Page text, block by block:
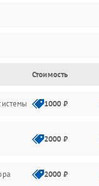
Стоимость
1000 ₽
2000 ₽
2000 ₽